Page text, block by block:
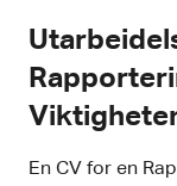
En CV for en